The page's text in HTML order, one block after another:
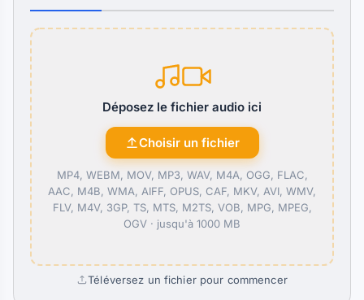
Déposez le fichier audio ici
Choisir un fichier
MP4, WEBM, MOV, MP3, WAV, M4A, OGG, FLAC,
AAC, M4B, WMA, AIFF, OPUS, CAF, MKV, AVI, WMV,
FLV, M4V, 3GP, TS, MTS, M2TS, VOB, MPG, MPEG,
OGV · jusqu'à 1000 MB
Téléversez un fichier pour commencer